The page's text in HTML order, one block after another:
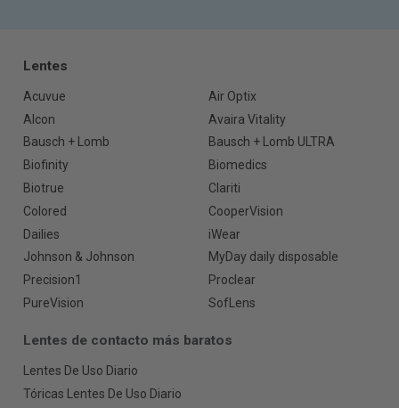
Lentes
Acuvue
Air Optix
Alcon
Avaira Vitality
Bausch + Lomb
Bausch + Lomb ULTRA
Biofinity
Biomedics
Biotrue
Clariti
Colored
CooperVision
Dailies
iWear
Johnson & Johnson
MyDay daily disposable
Precision1
Proclear
PureVision
SofLens
Lentes de contacto más baratos
Lentes De Uso Diario
Tóricas Lentes De Uso Diario